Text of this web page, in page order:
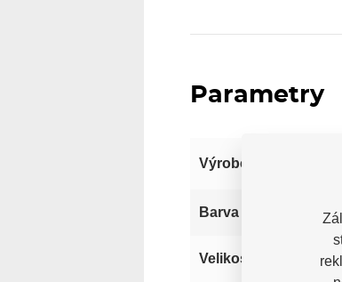
Parametry
Výrobce
Barva
Velikost